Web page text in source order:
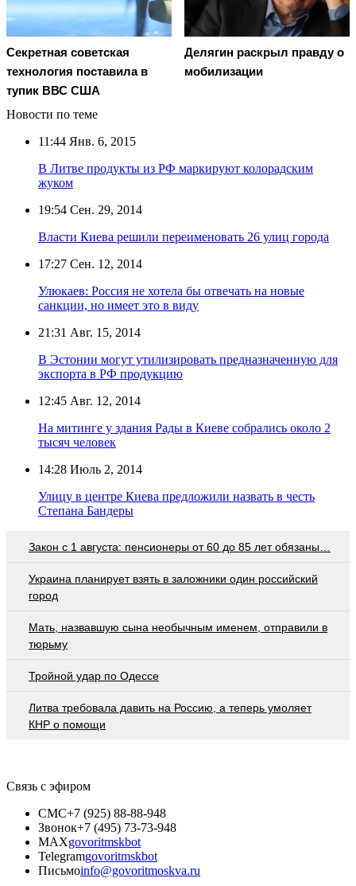
Секретная советская
технология поставила в
тупик ВВС США
Делягин раскрыл правду о
мобилизации
Новости по теме
11:44 Янв. 6, 2015
В Литве продукты из РФ маркируют колорадским
жуком
19:54 Сен. 29, 2014
Власти Киева решили переименовать 26 улиц города
17:27 Сен. 12, 2014
Улюкаев: Россия не хотела бы отвечать на новые
санкции, но имеет это в виду
21:31 Авг. 15, 2014
В Эстонии могут утилизировать предназначенную для
экспорта в РФ продукцию
12:45 Авг. 12, 2014
На митинге у здания Рады в Киеве собрались около 2
тысяч человек
14:28 Июль 2, 2014
Улицу в центре Киева предложили назвать в честь
Степана Бандеры
Закон с 1 августа: пенсионеры от 60 до 85 лет обязаны…
Украина планирует взять в заложники один российский
город
Мать, назвавшую сына необычным именем, отправили в
тюрьму
Тройной удар по Одессe
Литва требовала давить на Россию, а теперь умоляет
КНР о помощи
Связь с эфиром
СМС+7 (925) 88-88-948
Звонок+7 (495) 73-73-948
MAXgovoritmskbot
Telegramgovoritmskbot
Письмоinfo@govoritmoskva.ru